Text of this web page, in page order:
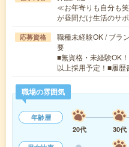
≪お年寄りも自分も
が昼間だけ生活のサ
応募資格
職種未経験OK / ブラ
要
■無資格・未経験OK
以上採用予定！■履
職場の雰囲気
年齢層
20代
30代